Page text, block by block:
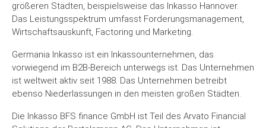
größeren Städten, beispielsweise das Inkasso Hannover.
Das Leistungsspektrum umfasst Forderungsmanagement,
Wirtschaftsauskunft, Factoring und Marketing.
Germania Inkasso ist ein Inkassounternehmen, das
vorwiegend im B2B-Bereich unterwegs ist. Das Unternehmen
ist weltweit aktiv seit 1988. Das Unternehmen betreibt
ebenso Niederlassungen in den meisten großen Städten.
Die Inkasso BFS finance GmbH ist Teil des Arvato Financial